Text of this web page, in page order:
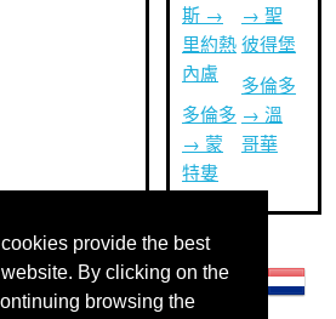
provide the best
By clicking on the
browsing the
斯 →
里約熱
內盧
多倫多
→ 蒙
特婁
→ 聖
彼得堡
多倫多
→ 溫
哥華